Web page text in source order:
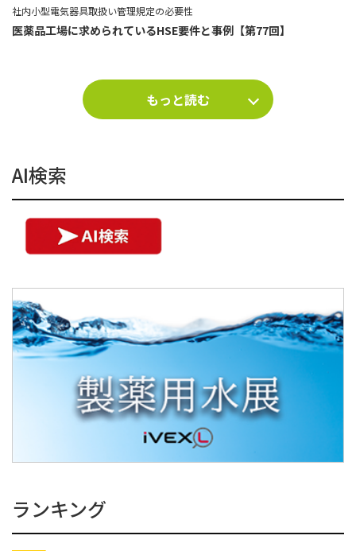
社内小型電気器具取扱い管理規定の必要性
医薬品工場に求められているHSE要件と事例【第77回】
もっと読む
AI検索
ランキング